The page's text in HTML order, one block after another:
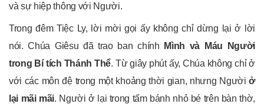
và sự hiệp thông với Người.
Trong đêm Tiệc Ly, lời mời gọi ấy không chỉ dừng lại ở lời
nói. Chúa Giêsu đã trao ban chính
Mình và Máu Người
trong Bí tích Thánh Thể. Từ giây phút ấy, Chúa không chỉ ở
với các môn đệ trong một khoảng thời gian, nhưng Ngườiở
lại mãi mãi. Người ở lại trong tấm bánh nhỏ bé trên bàn thờ,